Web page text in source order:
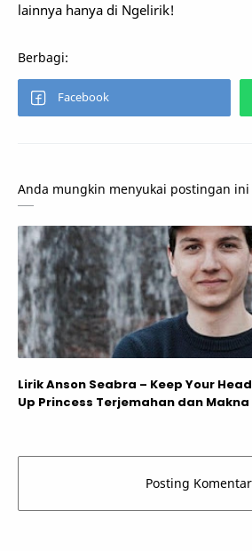
lainnya hanya di Ngelirik!
Anda mungkin menyukai postingan ini
Lirik Anson Seabra – Keep Your Head
Up Princess Terjemahan dan Makna